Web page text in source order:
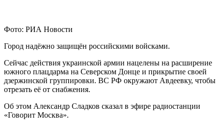
Фото: РИА Новости
Город надёжно защищён российскими войсками.
Сейчас действия украинской армии нацелены на расширение
южного плацдарма на Северском Донце и прикрытие своей
дзержинской группировки. ВС РФ окружают Авдеевку, чтобы
отрезать её от снабжения.
Об этом Александр Сладков сказал в эфире радиостанции
«Говорит Москва».